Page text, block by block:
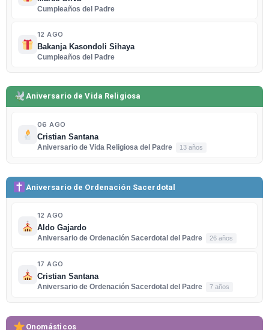
Cumpleaños del Padre
12 AGO
Bakanja Kasondoli Sihaya
Cumpleaños del Padre
Aniversario de Vida Religiosa
06 AGO
Cristian Santana
Aniversario de Vida Religiosa del Padre
13 años
Aniversario de Ordenación Sacerdotal
12 AGO
Aldo Gajardo
Aniversario de Ordenación Sacerdotal del Padre
26 años
17 AGO
Cristian Santana
Aniversario de Ordenación Sacerdotal del Padre
7 años
Onomásticos